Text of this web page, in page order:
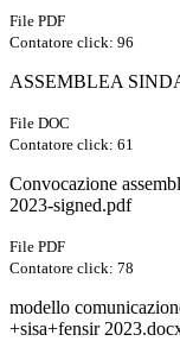
File PDF
Contatore click: 96
ASSEMBLEA
File DOC
Contatore click: 61
Convocazione
2023-signed.pdf
File PDF
Contatore click: 78
modello
+sisa+fensir